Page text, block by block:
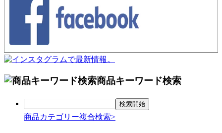
商品キーワード検索
商品カテゴリー複合検索>